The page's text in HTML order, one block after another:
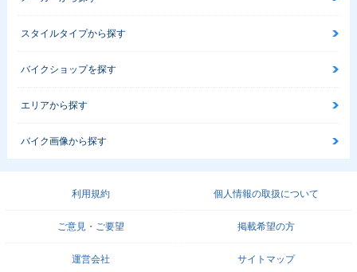
スタイルタイプから探す
バイクショップを探す
エリアから探す
バイク画像から探す
利用規約 個人情報の取扱について
ご意見・ご要望 掲載希望の方
運営会社 サイトマップ